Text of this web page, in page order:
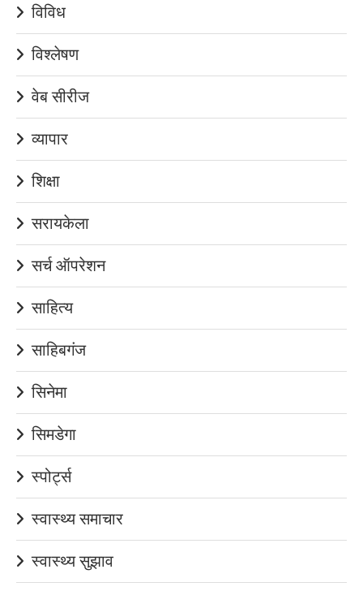
विविध
विश्लेषण
वेब सीरीज
व्यापार
शिक्षा
सरायकेला
सर्च ऑपरेशन
साहित्य
साहिबगंज
सिनेमा
सिमडेगा
स्पोर्ट्स
स्वास्थ्य समाचार
स्वास्थ्य सुझाव